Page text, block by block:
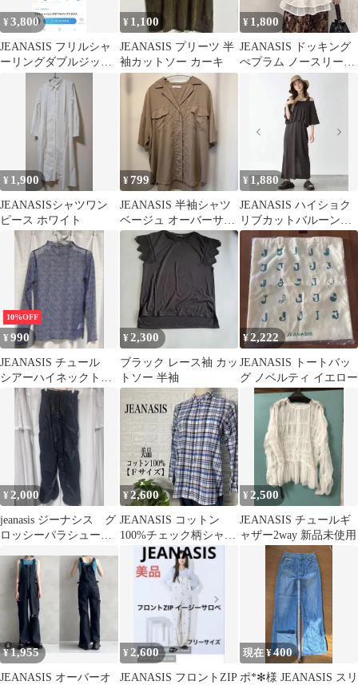
¥3,800
JEANASIS フリルシャ
ーリングダブルジップ
¥ 1,100
JEANASIS プリーツ 半
袖カットソー カーキ
¥ 1,800
JEANASIS ドッキング
ぺプラム ノースリーブ
¥ 1,900
JEANASISシャツワン
ピース ホワイト
¥799
JEANASIS 半袖シャツ
ベージュ オーバーサイ
ズ
¥1,880
JEANASIS ハイショク
リブカットバルーンワ
ンピース 黒
10%OFF
¥990
JEANASIS チュール
シアーハイネックトッ
プス ブルー系
¥2,300
ブラック レース袖 カッ
トソー 半袖
¥2,222
JEANASIS トートバッ
グ ノベルティ イエロー
¥ 2,000
jeanasis ジーナシス グ
ロッシーパラシュート
¥2,600
JEANASIS コットン
100%チェック柄シャツ
【Ｆサイズ】★美品★
¥ 2,500
JEANASIS チュールギ
ャザー2way 新品未使用
¥1,955
JEANASIS オーバーオ
¥ 2,600
JEANASIS フロントZIP
現在 ¥400
ポ*✻様 JEANASIS スリ